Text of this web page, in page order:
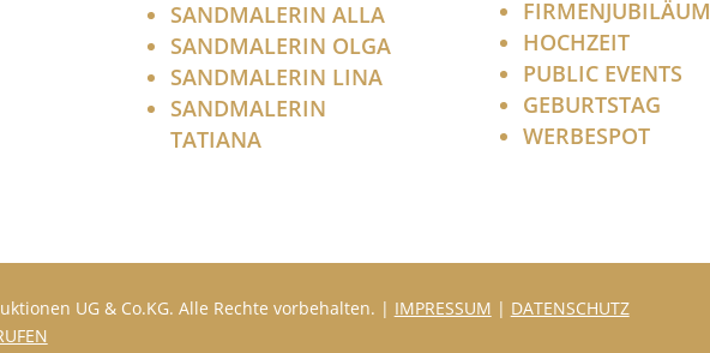
SANDMALERIN ALLA
SANDMALERIN OLGA
SANDMALERIN LINA
SANDMALERIN
TATIANA
FIRMENJUBILÄUM
HOCHZEIT
PUBLIC EVENTS
GEBURTSTAG
WERBESPOT
UG & Co.KG. Alle Rechte vorbehalten. | IMPRESSUM | DATENSCHUTZ